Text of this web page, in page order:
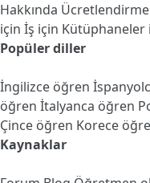
Hakkında Ücretlendirme
için İş için Kütüphaneler
Popüler diller
İngilizce öğren
öğren İtalyanca öğren
Çince öğren Korece
Kaynaklar